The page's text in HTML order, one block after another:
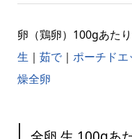
卵（鶏卵）100gあた
生 ｜ 茹で｜ ポーチドエ
燥全卵